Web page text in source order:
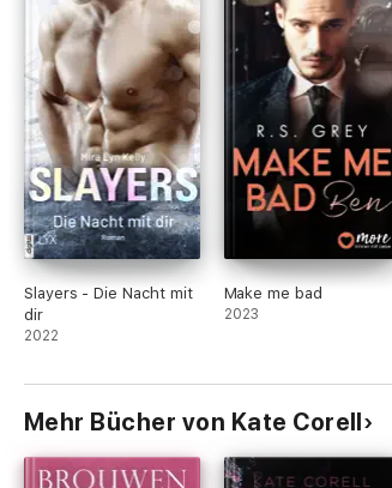
Slayers - Die Nacht mit
dir
2022
Make me bad
2023
Mehr Bücher von Kate Corell